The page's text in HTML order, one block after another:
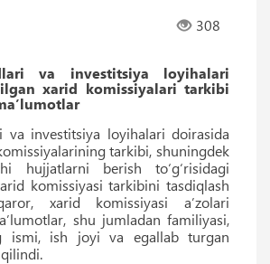
308
va investitsiya loyihalari
xarid komissiyalari tarkibi
va investitsiya loyihalari doirasida
tarkibi, shuningdek
hujjatlarni berish to‘g‘risidagi
komissiyasi tarkibini tasdiqlash
xarid komissiyasi a’zolari
shu jumladan familiyasi,
ismi, ish joyi va egallab turgan